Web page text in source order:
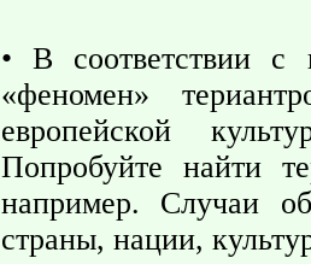
• В соответствии с
«феномен»
европейской
Попробуйте найти
например. Случаи
страны, нации,